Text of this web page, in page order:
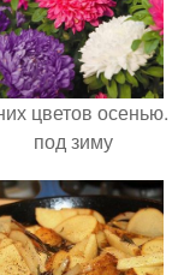
цветов
под зиму